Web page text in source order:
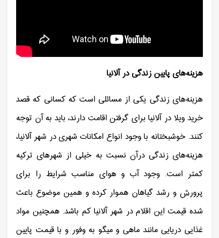
هزینه‌های پایین زندگی در آلانیا
هزینه‌های زندگی یکی از مسائلی است که کسانی که قصد
خرید ویلا در آلانیا برای گرفتن اقامت دارند، باید به آن توجه
کنند. خوشبختانه با وجود انواع امکانات شهری در شهر آلانیا،
هزینه‌های زندگی درآن نسبت به خیلی از شهرهای ترکیه
کمتر است. وجود آب و هوای مناسب شرایط را برای
پرورش و رشد گیاهان هموار کرده و همین موضوع باعث
شده قیمت این اقلام در شهر آلانیا کم باشد. همچنین مواد
غذایی دریایی مانند ماهی و میگو به وفور و با قیمت پایین